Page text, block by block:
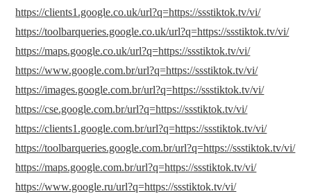
https://clients1.google.co.uk/url?q=https://ssstiktok.tv/vi/
https://toolbarqueries.google.co.uk/url?q=https://ssstiktok.tv/vi/
https://maps.google.co.uk/url?q=https://ssstiktok.tv/vi/
https://www.google.com.br/url?q=https://ssstiktok.tv/vi/
https://images.google.com.br/url?q=https://ssstiktok.tv/vi/
https://cse.google.com.br/url?q=https://ssstiktok.tv/vi/
https://clients1.google.com.br/url?q=https://ssstiktok.tv/vi/
https://toolbarqueries.google.com.br/url?q=https://ssstiktok.tv/vi/
https://maps.google.com.br/url?q=https://ssstiktok.tv/vi/
https://www.google.ru/url?q=https://ssstiktok.tv/vi/